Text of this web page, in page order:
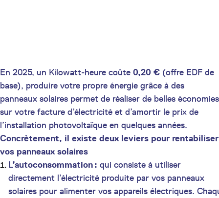
En 2025, un Kilowatt-heure coûte 0,20 € (offre EDF de
base), produire votre propre énergie grâce à des
panneaux solaires permet de réaliser de belles économies
sur votre facture d’électricité et d’amortir le prix de
l’installation photovoltaïque en quelques années.
Concrètement, il existe deux leviers pour rentabiliser
vos panneaux solaires
L’autoconsommation : qui consiste à utiliser
directement l’électricité produite par vos panneaux
solaires pour alimenter vos appareils électriques.